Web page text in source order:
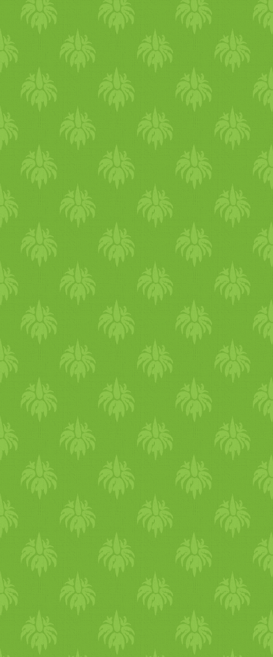
órák ideálisak testmozgásra.
Ígya kár reggel végezz el egy
kis támozgatást, csinálj
néhány jógapózt. Az
emésztésünk nyáron
gyengébb, így jó ha könnyű
ételeket fogyasztasz. A
reggeli és vacsora a
órákban legyen. Önmagában
a meleg elleni védekezés is
terheli a szervezetedet,
próbálj figyelni, hogy
étkezésekkel ne terheld túl
magad nehéz ételekkel. A
bőrápolásnál nyáron imádom
a rózsavizet. Nem csak
reggeli arcápolási rutinban
szemmosáshoz szoktam
használni, hanem amikor
nagyon melegem van